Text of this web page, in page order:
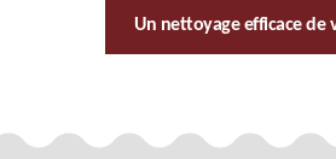
Un nettoyage efficace de